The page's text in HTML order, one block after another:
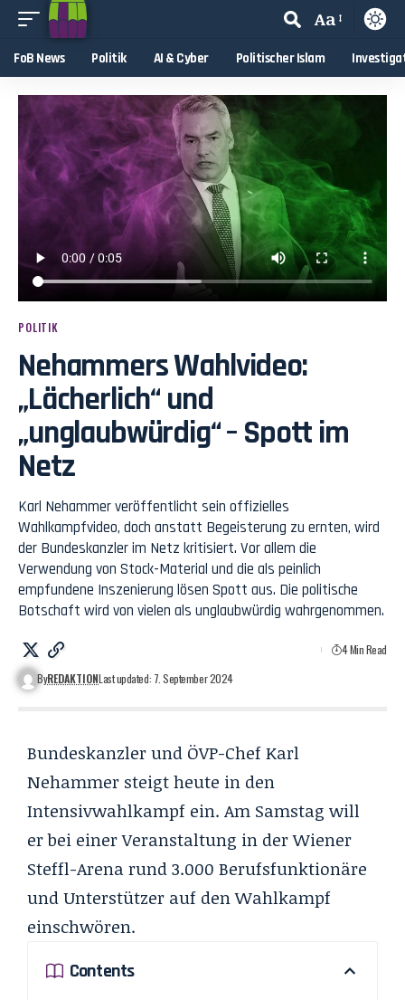
Aa
FoB News Politik AI & Cyber Politischer Islam
POLITIK
Nehammers Wahlvideo:
„Lächerlich“ und
„unglaubwürdig“ – Spott im
Netz
Karl Nehammer veröffentlicht sein offizielles
Wahlkampfvideo, doch anstatt Begeisterung zu ernten, wird
der Bundeskanzler im Netz kritisiert. Vor allem die
Verwendung von Stock-Material und die als peinlich
empfundene Inszenierung lösen Spott aus. Die politische
Botschaft wird von vielen als unglaubwürdig wahrgenommen.
ByREDAKTIONLast updated: 7. September 2024
4 Min Read
Bundeskanzler und ÖVP-Chef Karl
Nehammer steigt heute in den
Intensivwahlkampf ein. Am Samstag will
er bei einer Veranstaltung in der Wiener
Steffl-Arena rund 3.000 Berufsfunktionäre
und Unterstützer auf den Wahlkampf
einschwören.
Contents